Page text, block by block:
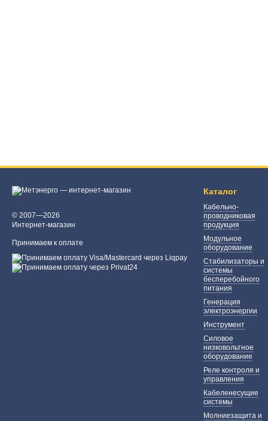
© 2007—2026
Интернет-магазин
Принимаем к оплате
Каталог
Кабельно-
проводниковая
продукция
Модульное
оборудование
Стабилизаторы и
системы
бесперебойного
питания
Генерация
электроэнергии
Инструмент
Силовое
низковольтное
оборудование
Реле контроля и
управления
Кабеленесущие
системы
Молниезащита и